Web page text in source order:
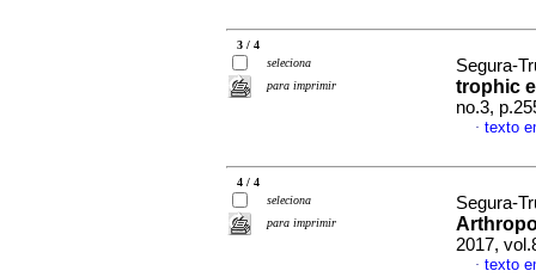
3 / 4
seleciona
para imprimir
Segura-
trophic
no.3,
· texto
4 / 4
seleciona
para imprimir
Segura-
2017,
· texto